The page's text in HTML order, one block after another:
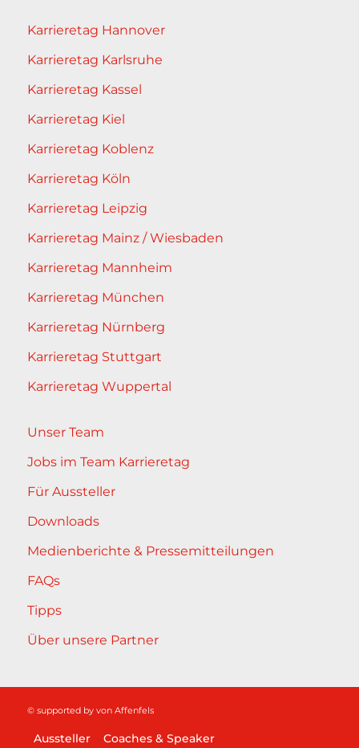
Karrieretag Hannover
Karrieretag Karlsruhe
Karrieretag Kassel
Karrieretag Kiel
Karrieretag Koblenz
Karrieretag Köln
Karrieretag Leipzig
Karrieretag Mainz / Wiesbaden
Karrieretag Mannheim
Karrieretag München
Karrieretag Nürnberg
Karrieretag Stuttgart
Karrieretag Wuppertal
Unser Team
Jobs im Team Karrieretag
Für Aussteller
Downloads
Medienberichte & Pressemitteilungen
FAQs
Tipps
Über unsere Partner
© supported by von Affenfels
Aussteller Coaches & Speaker